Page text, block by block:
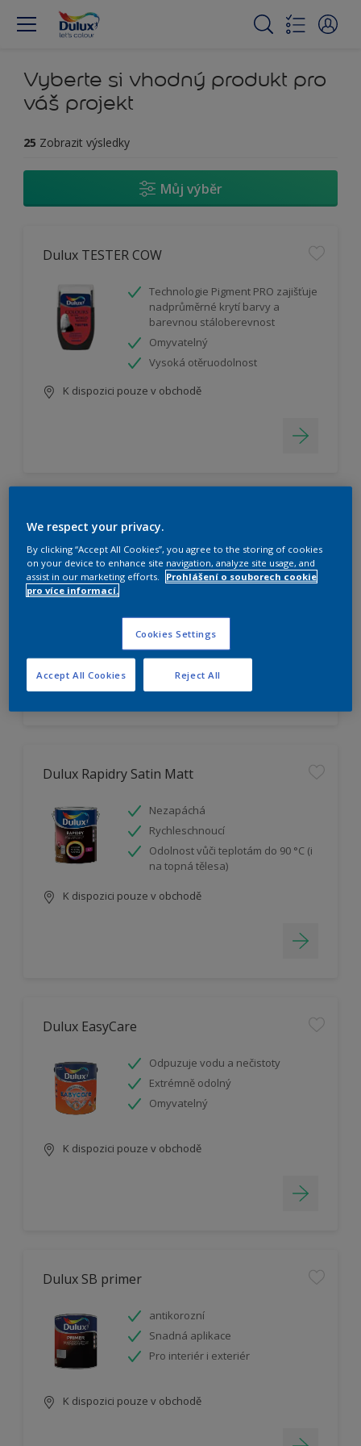
Vyberte si vhodný produkt pro
váš projekt
25 Zobrazit výsledky
Můj výběr
Dulux TESTER COW
Technologie Pigment PRO zajišťuje
nadprůměrné krytí barvy a
barevnou stáloberevnost
Omyvatelný
Vysoká otěruodolnost
K dispozici pouze v obchodě
ředidlo
Lehce roztíratelná
Dulux Rapidry Satin Matt
Nezapáchá
Rychleschnoucí
Odolnost vůči teplotám do 90 °C (i
na topná tělesa)
K dispozici pouze v obchodě
Dulux EasyCare
Odpuzuje vodu a nečistoty
Extrémně odolný
Omyvatelný
K dispozici pouze v obchodě
Dulux SB primer
antikorozní
Snadná aplikace
Pro interiér i exteriér
K dispozici pouze v obchodě
We respect your privacy.
By clicking “Accept All Cookies”, you agree to the storing of cookies
on your device to enhance site navigation, analyze site usage, and
assist in our marketing efforts.
Prohlášení o souborech cookie
pro více informací.
Cookies Settings
Reject All
Accept All Cookies